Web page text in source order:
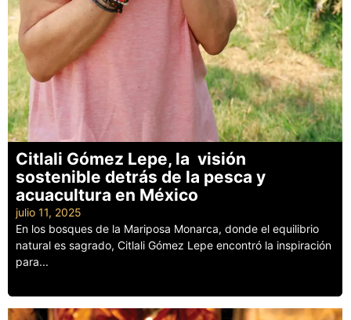
Citlali Gómez Lepe, la visión
sostenible detrás de la pesca y
acuacultura en México
julio 11, 2025
En los bosques de la Mariposa Monarca, donde el equilibrio
natural es sagrado, Citlali Gómez Lepe encontró la inspiración
para...